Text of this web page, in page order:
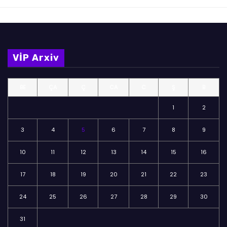
VİP Arxiv
1 2
3 4 5 6 7 8 9
10 11 12 13 14 15 16
17 18 19 20 21 22 23
24 25 26 27 28 29 30
31